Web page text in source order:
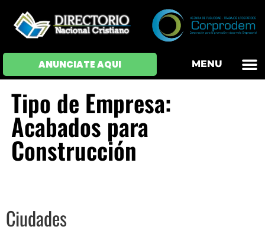
ANUNCIATE AQUI MENU
Tipo de Empresa:
Acabados para
Construcción
Ciudades